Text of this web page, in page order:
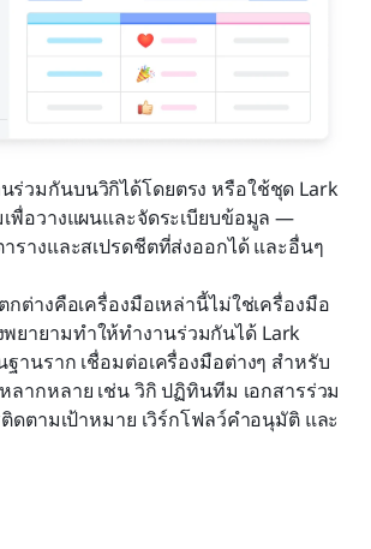
ร่วมกันบนวิกิได้โดยตรง หรือใช้ชุด Lark
พื่อวางแผนและจัดระเบียบข้อมูล —
รางและสเปรดชีตที่ส่งออกได้ และอื่นๆ
ต่างคือเครื่องมือเหล่านี้ไม่ใช่เครื่องมือ
ยายามทำให้ทำงานร่วมกันได้ Lark
ฐานราก เชื่อมต่อเครื่องมือต่างๆ สำหรับ
ากหลาย เช่น วิกิ ปฏิทินทีม เอกสารร่วม
ดตามเป้าหมาย เวิร์กโฟลว์คำอนุมัติ และ